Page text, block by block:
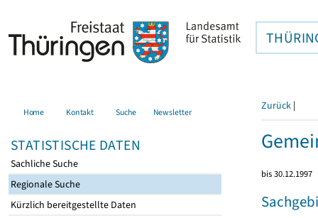
Home Kontakt Suche Newsletter
STATISTISCHE DATEN
Sachliche Suche
Regionale Suche
Kürzlich bereitgestellte Daten
Zurück |
bis 30.12.1997